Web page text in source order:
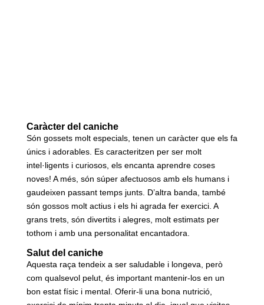
Caràcter del caniche
Són gossets molt especials, tenen un caràcter que els fa
únics i adorables. Es caracteritzen per ser molt
intel·ligents i curiosos, els encanta aprendre coses
noves! A més, són súper afectuosos amb els humans i
gaudeixen passant temps junts. D’altra banda, també
són gossos molt actius i els hi agrada fer exercici. A
grans trets, són divertits i alegres, molt estimats per
tothom i amb una personalitat encantadora.
Salut del caniche
Aquesta raça tendeix a ser saludable i longeva, però
com qualsevol pelut, és important mantenir-los en un
bon estat físic i mental. Oferir-li una bona nutrició,